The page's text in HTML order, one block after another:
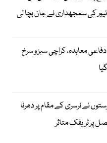
کی سمجھداری نے جان بچا لی
معاہدہ، کراچی سبز و سرخ
نے نرسری کے مقام پر دھرنا
پر ٹریفک متاثر